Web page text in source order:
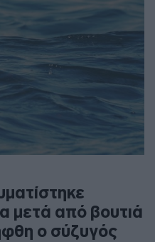
μετά από βουτιά
ο σύζυγός